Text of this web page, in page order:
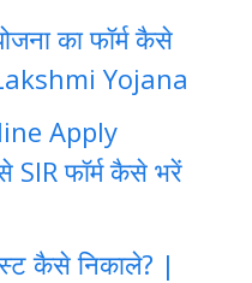
का फॉर्म कैसे
Yojana
Apply
SIR फॉर्म कैसे भरें
कैसे निकाले? |